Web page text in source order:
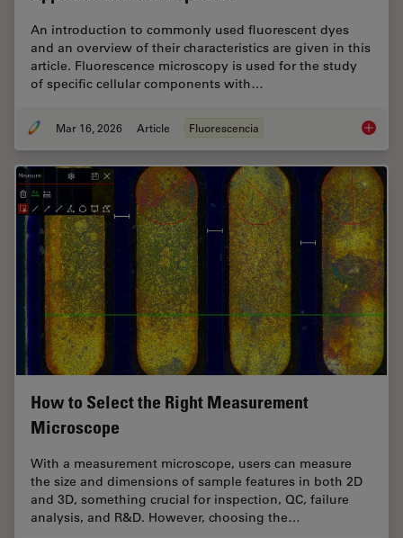
An introduction to commonly used fluorescent dyes
and an overview of their characteristics are given in this
article. Fluorescence microscopy is used for the study
of specific cellular components with…
Mar 16, 2026 Article Fluorescencia
How to Select the Right Measurement
Microscope
With a measurement microscope, users can measure
the size and dimensions of sample features in both 2D
and 3D, something crucial for inspection, QC, failure
analysis, and R&D. However, choosing the…